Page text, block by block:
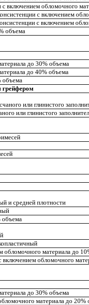
с включением обломочного
с включением
с включением
объема
до 30% объема
до 40% объема
объема
грейфером
или глинистого
или глинистого
и средней плотности
объема
обломочного материала до
включением обломочного
до 30% объема
материала до 20%